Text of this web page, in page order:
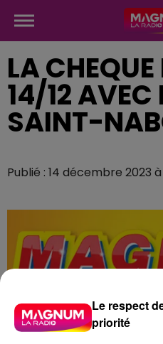
LA CHEQUE
14/12 AVEC
SAINT-
Publié : 14 décembre 2023 à
Le respect
priorité